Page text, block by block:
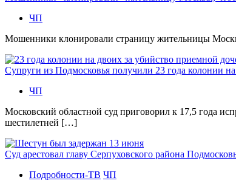
ЧП
Мошенники клонировали страницу жительницы
Супруги из Подмосковья получили 23 года колонии
ЧП
Московский областной суд приговорил к 17,5 года
шестилетней […]
Суд арестовал главу Серпуховского района
Подробности-ТВ ЧП